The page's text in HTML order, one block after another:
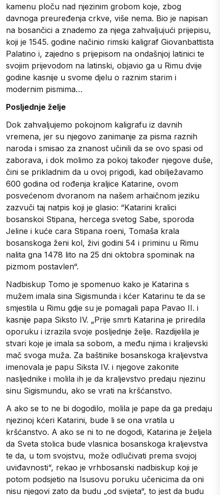
kamenu ploču nad njezinim grobom koje, zbog
davnoga preuređenja crkve, više nema. Bio je napisan
na bosančici a znademo za njega zahvaljujući prijepisu,
koji je 1545. godine načinio rimski kaligraf Giovanbattista
Palatino i, zajedno s prijepisom na ondašnjoj latinici te
svojim prijevodom na latinski, objavio ga u Rimu dvije
godine kasnije u svome djelu o raznim starim i
modernim pismima…
Posljednje želje
Dok zahvaljujemo pokojnom kaligrafu iz davnih
vremena, jer su njegovo zanimanje za pisma raznih
naroda i smisao za znanost učinili da se ovo spasi od
zaborava, i dok molimo za pokoj također njegove duše,
čini se prikladnim da u ovoj prigodi, kad obilježavamo
600 godina od rođenja kraljice Katarine, ovom
posvećenom dvoranom na našem arhaičnom jeziku
zazvuči taj natpis koji je glasio: “Katarini kralici
bosanskoi Stipana, hercega svetog Sabe, sporoda
Jeline i kuće cara Stipana roeni, Tomaša krala
bosanskoga ženi kol, živi godini 54 i priminu u Rimu
nalita gna 1478 lito na 25 dni oktobra spominak na
pizmom postavlen“.
Nadbiskup Tomo je spomenuo kako je Katarina s
mužem imala sina Sigismunda i kćer Katarinu te da se
smjestila u Rimu gdje su je pomagali papa Pavao II. i
kasnije papa Siksto IV. „Prije smrti Katarina je priredila
oporuku i izrazila svoje posljednje želje. Razdijelila je
stvari koje je imala sa sobom, a među njima i kraljevski
mač svoga muža. Za baštinike bosanskoga kraljevstva
imenovala je papu Siksta IV. i njegove zakonite
nasljednike i molila ih je da kraljevstvo predaju njezinu
sinu Sigismundu, ako se vrati na kršćanstvo.
A ako se to ne bi dogodilo, molila je pape da ga predaju
njezinoj kćeri Katarini, bude li se ona vratila u
kršćanstvo. A ako se ni to ne dogodi, Katarina je željela
da Sveta stolica bude vlasnica bosanskoga kraljevstva
te da, u tom svojstvu, može odlučivati prema svojoj
uviđavnosti“, rekao je vrhbosanski nadbiskup koji je
potom podsjetio na Isusovu poruku učenicima da oni
nisu njegovi zato da budu „od svijeta“, to jest da budu